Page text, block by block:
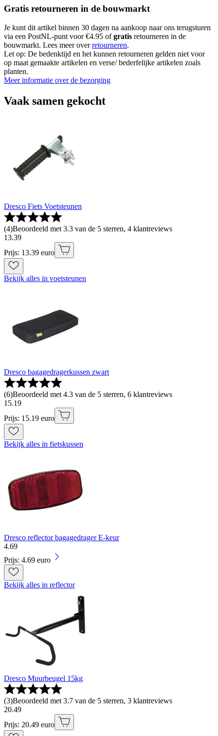
Gratis retourneren in de bouwmarkt
Je kunt dit artikel binnen 30 dagen na aankoop naar ons terugsturen
via een PostNL-punt voor €4.95 ofgratis retourneren in de
bouwmarkt. Lees meer overretourneren.
Let op: De bedenktijd en het kunnen retourneren gelden niet voor
op maat gemaakte artikelen en verse/ bederfelijke artikelen zoals
planten.
Meer informatie over de bezorging
Vaak samen gekocht
Dresco Fiets Voetsteunen
(4)Beoordeeld met 3.3 van de 5 sterren, 4 klantreviews
13.39
Prijs: 13.39 euro
Bekijk alles in voetsteunen
Dresco bagagedragerkussen zwart
(6)Beoordeeld met 4.3 van de 5 sterren, 6 klantreviews
15.19
Prijs: 15.19 euro
Bekijk alles in fietskussen
Dresco reflector bagagedrager E-keur
4.69
Prijs: 4.69 euro
Bekijk alles in reflector
Dresco Muurbeugel 15kg
(3)Beoordeeld met 3.7 van de 5 sterren, 3 klantreviews
20.49
Prijs: 20.49 euro